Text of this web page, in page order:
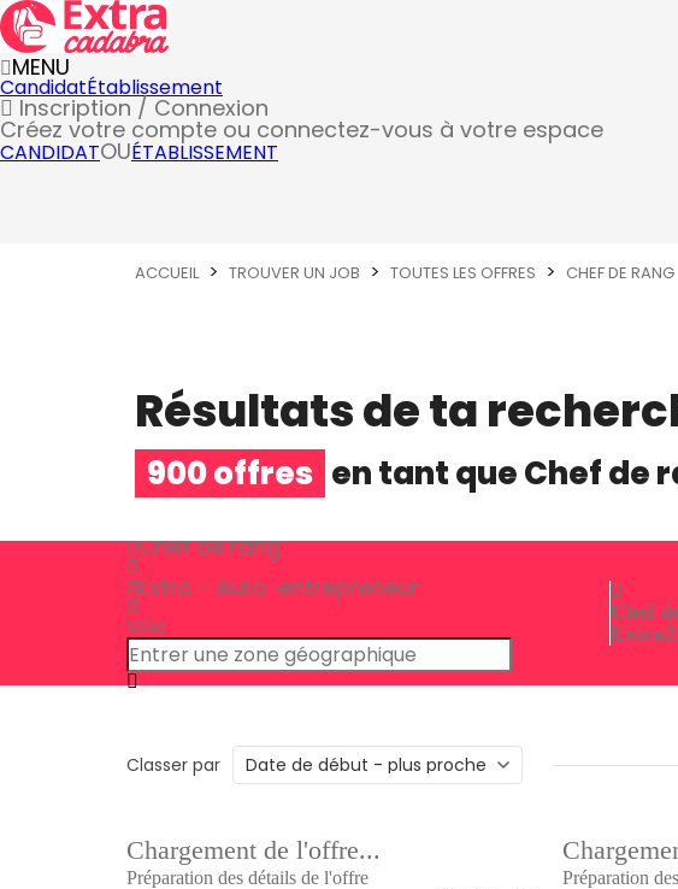
MENU
CandidatÉtablissement
Inscription / Connexion
Créez votre compte ou connectez-vous à votre espace
CANDIDATOUÉTABLISSEMENT
ACCUEIL TROUVER UN JOB TOUTES LES OFFRES CHEF DE RANG
Résultats de ta
900 offres en tant queChef de
Chef de rang
Extra - Auto-entrepreneur
Ville
Chef
Extra2
Classer par
Chargement de l'offre...
Préparation des détails de l'offre Préparation